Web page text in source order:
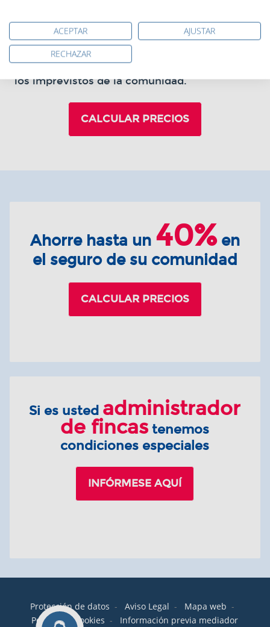
Contrate su seguro de comunidad con Mutua
de Propietarios y resolverá con gran rapidez
los imprevistos de la comunidad.
CALCULAR PRECIOS
Ahorre hasta un 40%en
el seguro de su comunidad
CALCULAR PRECIOS
Si es usted administrador
de fincas tenemos
condiciones especiales
INFÓRMESE AQUÍ
Protección de datos -Aviso Legal - Mapa web -
Política de cookies - Información previa mediador
ACEPTAR
AJUSTAR
RECHAZAR